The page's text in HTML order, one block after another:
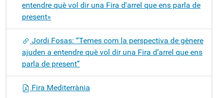
entendre què vol dir una Fira d'arrel que ens parla de
present»
Jordi Fosas: “Temes com la perspectiva de gènere
ajuden a entendre què vol dir una Fira d’arrel que ens
parla de present”
Fira Mediterrània